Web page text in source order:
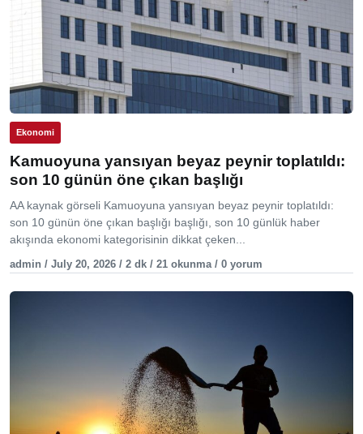
Ekonomi
Kamuoyuna yansıyan beyaz peynir toplatıldı:
son 10 günün öne çıkan başlığı
AA kaynak görseli Kamuoyuna yansıyan beyaz peynir toplatıldı:
son 10 günün öne çıkan başlığı başlığı, son 10 günlük haber
akışında ekonomi kategorisinin dikkat çeken...
admin / July 20, 2026 / 2 dk / 21 okunma / 0 yorum